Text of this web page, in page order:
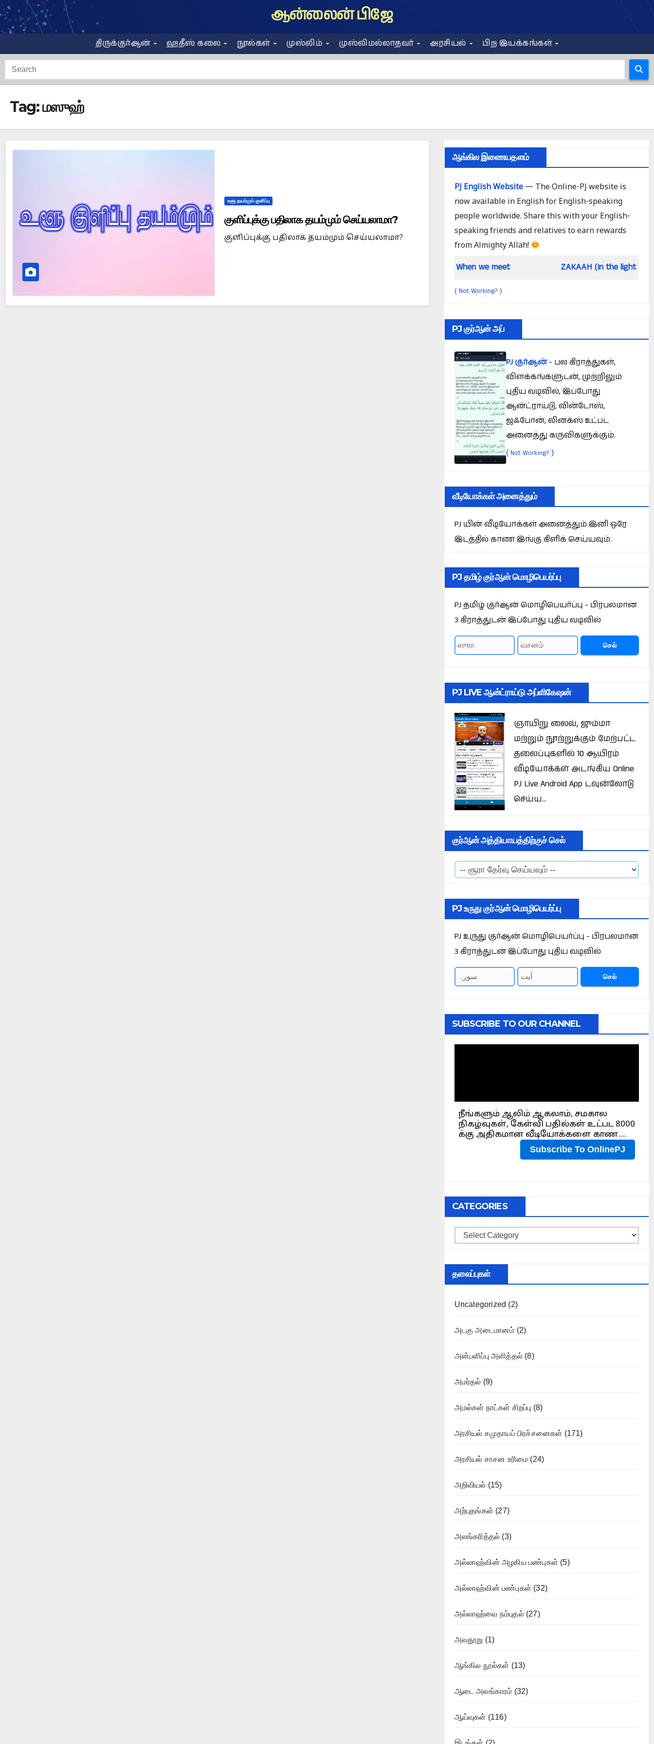
Skip
to
content
ஆன்லைன் பிஜே
திருக்குர்ஆன் ஹதீஸ் கலை நூல்கள் முஸ்லிம் முஸ்லிமல்லாதவர் அரசியல் பிற இயக்கங்கள்
Tag:மஸுஹ்
உளூ தயம்மும் குளிப்பு
குளிப்புக்கு பதிலாக தயம்மும் செய்யலாமா?
குளிப்புக்கு பதிலாக தயம்மும் செய்யலாமா?
ஆங்கில இணையதளம்
PJ English Website— The Online-PJ website is
now available in English for English-speaking
people worldwide. Share this with your English-
speaking friends and relatives to earn rewards
from Almighty Allah!
Did Jesus Resurrect on Sunday or Monday? When we meet ZAKAAH (In the light of Qur an and
( Not Working? )
PJ குர்ஆன் அப்
PJ குர்ஆன்- பல கிராத்துகள்,
விளக்கங்களுடன், முற்றிலும்
புதிய வடிவில், இப்போது
ஆன்ட்ராய்டு, வின்டோஸ்,
ஜஃபோன், லினக்ஸ் உட்பட
அனைத்து கருவிகளுக்கும்.
( Not Working? )
வீடியோக்கள் அனைத்தும்
PJ யின் வீடியோக்கள் அனைத்தும் இனி ஒரே
இடத்தில் காண இங்கு கிளிக் செய்யவும்.
PJ தமிழ் குர்ஆன் மொழிபெயர்ப்பு
PJ தமிழ் குர்ஆன் மொழிபெயர்ப்பு - பிரபலமான
3 கிராத்துடன் இப்போது புதிய வடிவில்
செல்
PJ LIVE ஆன்ட்ராய்டு அப்ளிகேஷன்
ஞாயிறு லைவ், ஜும்மா
மற்றும் நூற்றுக்கும் மேற்பட்ட
தலைப்புகளில் 10 ஆயிரம்
வீடியோக்கள் அடங்கிய Online
PJ Live Android App டவுன்லோடு
செய்ய...
குர்ஆன் அத்தியாயத்திற்குச் செல்
PJ உருது குர்ஆன் மொழிபெயர்ப்பு
PJ உருது குர்ஆன் மொழிபெயர்ப்பு - பிரபலமான
3 கிராத்துடன் இப்போது புதிய வடிவில்
செல்
SUBSCRIBE TO OUR CHANNEL
CATEGORIES
Categories
தலைப்புகள்
Uncategorized (2)
அடகு அடைமானம் (2)
அன்பளிப்பு அளித்தல் (8)
அமர்தல் (9)
அமல்கள் நாட்கள் சிறப்பு (8)
அரசியல் சமுதாயப் பிரச்சனைகள் (171)
அரசியல் சாசன உரிமை (24)
அறிவியல் (15)
அற்புதங்கள் (27)
அலங்கரித்தல் (3)
அல்லாஹ்வின் அழகிய பண்புகள் (5)
அல்லாஹ்வின் பண்புகள் (32)
அல்லாஹ்வை நம்புதல் (27)
அவதூறு (1)
ஆங்கில நூல்கள் (13)
ஆடை அலங்காரம் (32)
ஆய்வுகள் (116)